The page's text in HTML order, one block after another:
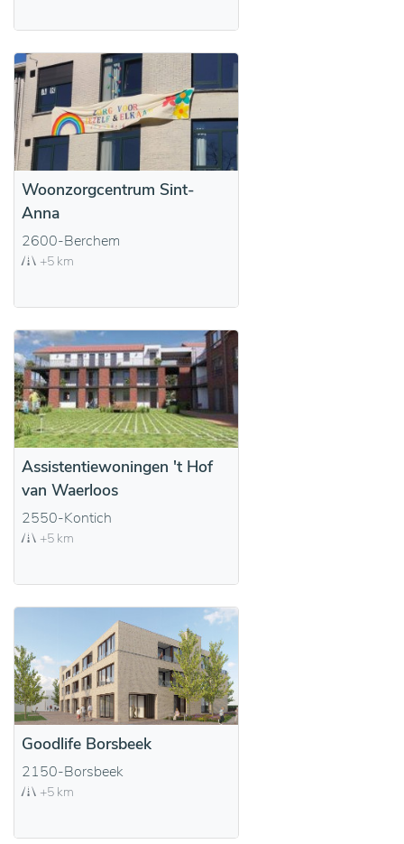
Woonzorgcentrum Sint-
Anna
2600-Berchem
+5 km
Assistentiewoningen 't Hof
van Waerloos
2550-Kontich
+5 km
Goodlife Borsbeek
2150-Borsbeek
+5 km